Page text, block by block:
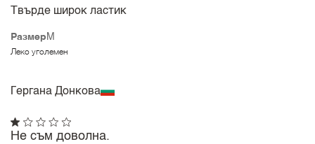
Размер M
Леко уголемен
Твърде широк ластик
Гергана Донкова
Не съм доволна.